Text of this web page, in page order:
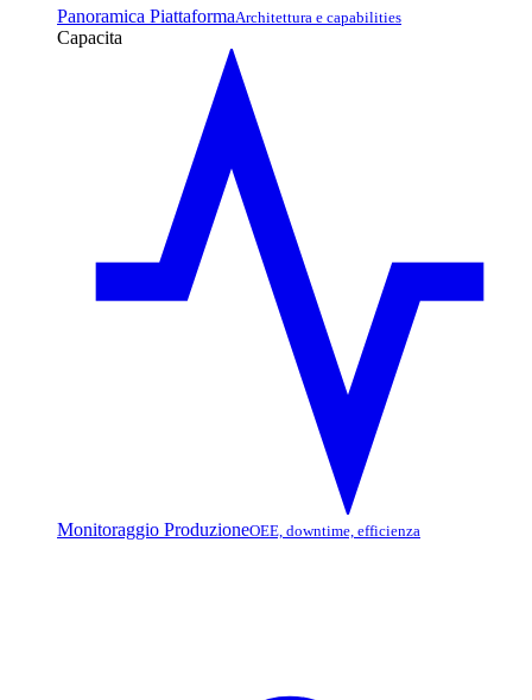
Panoramica PiattaformaArchitettura e capabilities
Capacita
Monitoraggio ProduzioneOEE, downtime, efficienza